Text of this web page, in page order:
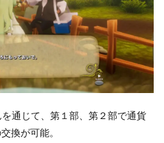
通じて、第１部、第２部で通貨
換が可能。